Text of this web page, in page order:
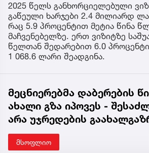
2025 წელს განხორციელებული
გაწეული ხარჯები 2.4 მილიარდ
რაც 5.9 პროცენტით მეტია წინა
მაჩვენებელზე. ერთ ვიზიტზე
წელთან შედარებით 6.0
1 068.6 ლარი შეადგინა.
მეცნიერებმა დაბერების
ახალი გზა იპოვეს -
არა უჯრედების
მსოფლიო